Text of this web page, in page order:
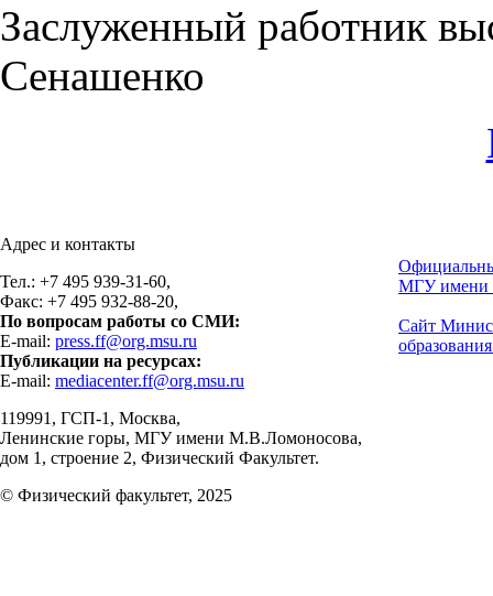
Заслуженный работник
Сенашенко
Адрес и контакты
Тел.: +7 495 939-31-60,
Факс: +7 495 932-88-20,
По вопросам работы со СМИ:
E-mail: press.ff@org.msu.ru
Публикации на ресурсах:
E-mail: mediacenter.ff@org.msu.ru
119991, ГСП-1, Москва,
Ленинские горы, МГУ имени М.В.Ломоносова,
дом 1, строение 2, Физический Факультет.
© Физический факультет, 2025
МГУ имени
Сайт